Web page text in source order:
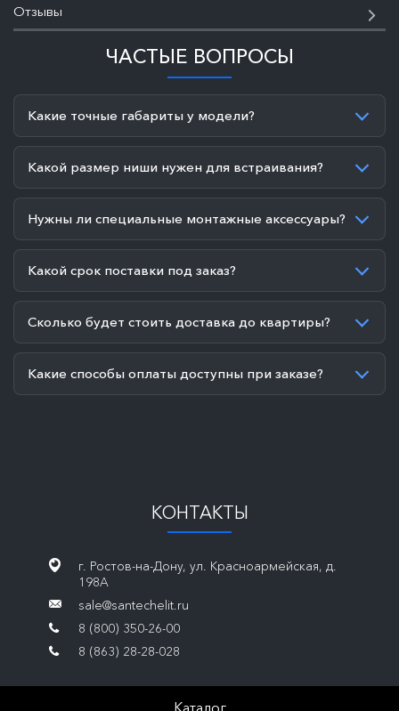
Отзывы
ЧАСТЫЕ ВОПРОСЫ
Какие точные габариты у модели?
Какой размер ниши нужен для встраивания?
Нужны ли специальные монтажные аксессуары?
Какой срок поставки под заказ?
Сколько будет стоить доставка до квартиры?
Какие способы оплаты доступны при заказе?
КОНТАКТЫ
г. Ростов-на-Дону, ул. Красноармейская, д.
198А
sale@santechelit.ru
8 (800) 350-26-00
8 (863) 28-28-028